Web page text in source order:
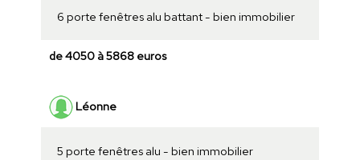
6 porte fenêtres alu battant - bien immobilier
de 4050 à 5868 euros
Léonne
5 porte fenêtres alu - bien immobilier